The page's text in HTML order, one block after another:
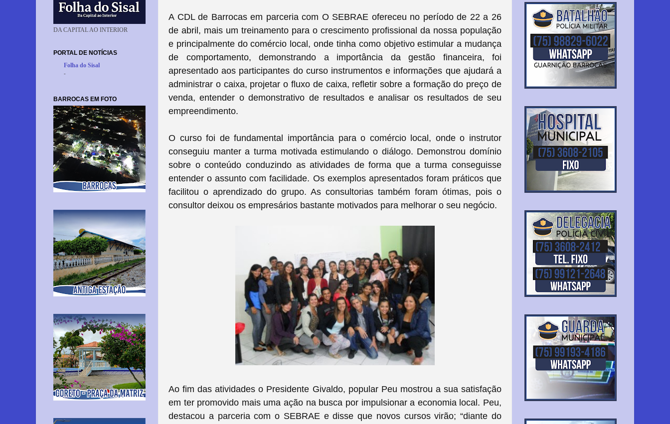
A CDL de Barrocas em parceria com O SEBRAE ofereceu no período de 22 a 26
de abril, mais um treinamento para o crescimento profissional da nossa população
e principalmente do comércio local, onde tinha como objetivo estimular a mudança
de comportamento, demonstrando a importância da gestão financeira, foi
apresentado aos participantes do curso instrumentos e informações que ajudará a
administrar o caixa, projetar o fluxo de caixa, refletir sobre a formação do preço de
venda, entender o demonstrativo de resultados e analisar os resultados de seu
empreendimento.
O curso foi de fundamental importância para o comércio local, onde o instrutor
conseguiu manter a turma motivada estimulando o diálogo. Demonstrou domínio
sobre o conteúdo conduzindo as atividades de forma que a turma conseguisse
entender o assunto com facilidade. Os exemplos apresentados foram práticos que
facilitou o aprendizado do grupo. As consultorias também foram ótimas, pois o
consultor deixou os empresários bastante motivados para melhorar o seu negócio.
Ao fim das atividades o Presidente Givaldo, popular Peu mostrou a sua satisfação
em ter promovido mais uma ação na busca por impulsionar a economia local. Peu,
destacou a parceria com o SEBRAE e disse que novos cursos virão; “diante do
DA CAPITAL AO INTERIOR
PORTAL DE NOTÍCIAS
Folha do Sisal
-
BARROCAS EM FOTO